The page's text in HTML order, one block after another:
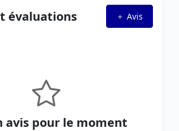
évaluations Avis
avis pour le moment